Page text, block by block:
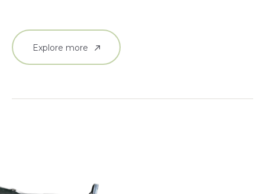
Explore more